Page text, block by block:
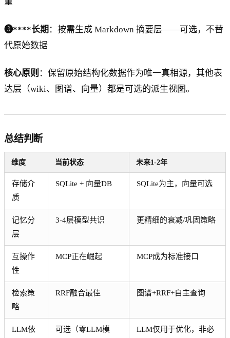
❸****长期 ：按需生成 Markdown 摘要层——可选，不替
代原始数据
核心原则 ：保留原始结构化数据作为唯一真相源，其他表
达层（wiki、图谱、向量）都是可选的派生视图。
总结判断
维度 当前状态 未来1-2年
存储介
质
SQLite + 向量DB SQLite为主，向量可选
记忆分
层
3-4层模型共识 更精细的衰减/巩固策略
互操作
性
MCP正在崛起 MCP成为标准接口
检索策
略
RRF融合最佳 图谱+RRF+自主查询
LLM依
可选（零LLM模
LLM仅用于优化，非必